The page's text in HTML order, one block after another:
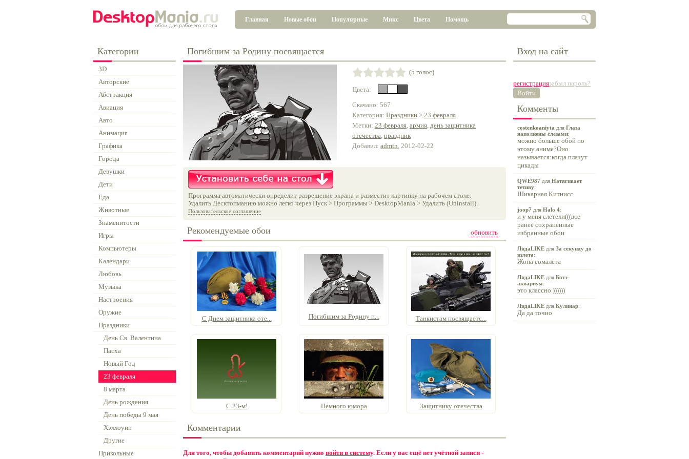
Главная Новые обои Популярные Микс Цвета Помощь
Категории
3D
Авторские
Абстракция
Авиация
Авто
Анимация
Графика
Города
Девушки
Дети
Еда
Животные
Знаменитости
Игры
Компьютеры
Календари
Любовь
Музыка
Настроения
Оружие
Праздники
День Св. Валентина
Пасха
Новый Год
23 февраля
8 марта
День рождения
День победы 9 мая
Хэллоуин
Другие
Прикольные
Погибшим за Родину посвящается
(5 голос)
Цвета:
Скачано: 567
Категория: Праздники > 23 февраля
Метки: 23 февраля, армия, день защитника
отечества, праздник
Добавил: admin, 2012-02-22
Программа автоматически определит разрешение экрана и разместит картинку на рабочем столе.
Удалить Десктопманию можно легко через Пуск > Программы > DesktopMania > Удалить (Uninstall).
Пользовательское соглашение
обновить
Рекомендуемые обои
С Днем защитника оте... Погибшим за Родину п... Танкистам посвящаетс...
С 23-м! Немного юмора Защитнику отечества
Комментарии
Для того, чтобы добавить комментарий нужно войти в систему. Если у вас ещё нет учётной записи -
Вход на сайт
регистрациязабыл пароль?
Войти
Комменты
costenkoaniyta для Глаза
наполнены слезами:
можно больше обой по
этому аниме?Оно
называется:когда плачут
цикады
QWE987 для Натягивает
тетиву:
Шикарная Китнисс
joop7 для Halo 4:
и у меня слетели(((все
ранее сохраненные
избранные обои
ЛидаLIKE для За секунду до
взлета:
Жопа сомалёта
ЛидаLIKE для Котэ-
аквариум:
это классно ))))))
ЛидаLIKE для Кулинар:
Да да точно